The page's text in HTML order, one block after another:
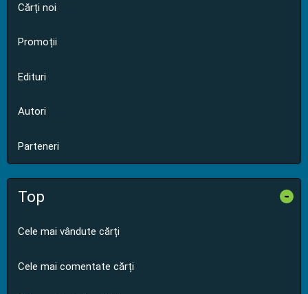
Cărți noi
Promoții
Edituri
Autori
Parteneri
Top -
Cele mai vândute cărți
Cele mai comentate cărți